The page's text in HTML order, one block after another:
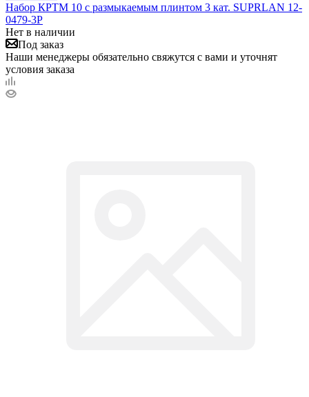
Набор КРТМ 10 с размыкаемым плинтом 3 кат. SUPRLAN 12-
0479-3Р
Нет в наличии
Под заказ
Наши менеджеры обязательно свяжутся с вами и уточнят
условия заказа